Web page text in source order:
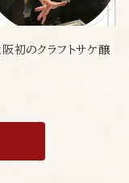
初のクラフトサケ醸